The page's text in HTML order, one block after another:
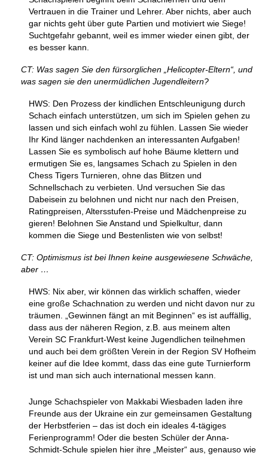
Vertrauen in die Trainer und Lehrer. Aber nichts, aber auch
gar nichts geht über gute Partien und motiviert wie Siege!
Suchtgefahr gebannt, weil es immer wieder einen gibt, der
es besser kann.
CT: Was sagen Sie den fürsorglichen „Helicopter-Eltern“, und
was sagen sie den unermüdlichen Jugendleitern?
HWS: Den Prozess der kindlichen Entschleunigung durch
Schach einfach unterstützen, um sich im Spielen gehen zu
lassen und sich einfach wohl zu fühlen. Lassen Sie wieder
Ihr Kind länger nachdenken an interessanten Aufgaben!
Lassen Sie es symbolisch auf hohe Bäume klettern und
ermutigen Sie es, langsames Schach zu Spielen in den
Chess Tigers Turnieren, ohne das Blitzen und
Schnellschach zu verbieten. Und versuchen Sie das
Dabeisein zu belohnen und nicht nur nach den Preisen,
Ratingpreisen, Altersstufen-Preise und Mädchenpreise zu
gieren! Belohnen Sie Anstand und Spielkultur, dann
kommen die Siege und Bestenlisten wie von selbst!
CT: Optimismus ist bei Ihnen keine ausgewiesene Schwäche,
aber …
HWS: Nix aber, wir können das wirklich schaffen, wieder
eine große Schachnation zu werden und nicht davon nur zu
träumen. „Gewinnen fängt an mit Beginnen“ es ist auffällig,
dass aus der näheren Region, z.B. aus meinem alten
Verein SC Frankfurt-West keine Jugendlichen teilnehmen
und auch bei dem größten Verein in der Region SV Hofheim
keiner auf die Idee kommt, dass das eine gute Turnierform
ist und man sich auch international messen kann.
Junge Schachspieler von Makkabi Wiesbaden laden ihre
Freunde aus der Ukraine ein zur gemeinsamen Gestaltung
der Herbstferien – das ist doch ein ideales 4-tägiges
Ferienprogramm! Oder die besten Schüler der Anna-
Schmidt-Schule spielen hier ihre „Meister“ aus, genauso wie